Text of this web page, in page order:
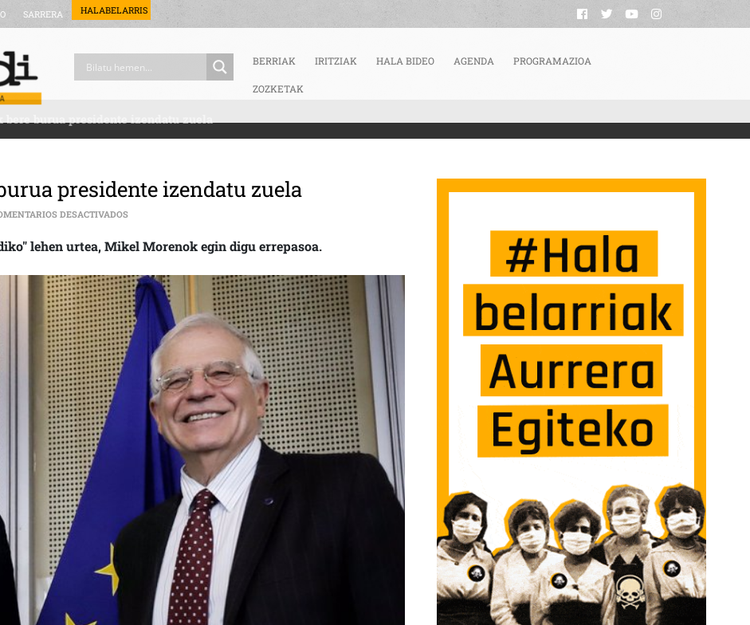
SARRERA HALABELARRIS
BERRIAK IRITZIAK HALA BIDEO AGENDA PROGRAMAZIOA
ZOZKETAK
bere burua presidente izendatu zuela
presidente izendatu zuela
DESACTIVADOSEN URTEBETE JUAN GUAIDOK BERE BURUA PRESIDENTE IZENDATU ZUELA
lehen urtea, Mikel Morenok egin digu errepasoa.